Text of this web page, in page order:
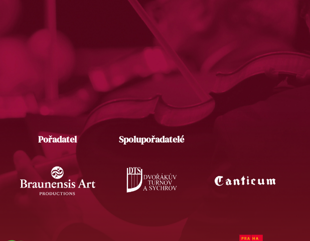
Pořadatel Spolupořadatelé